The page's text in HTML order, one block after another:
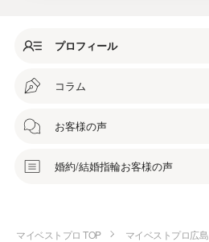
プロフィール
コラム
お客様の声
婚約/結婚指輪お客様の声
マイベストプロ TOP マイベストプロ広島